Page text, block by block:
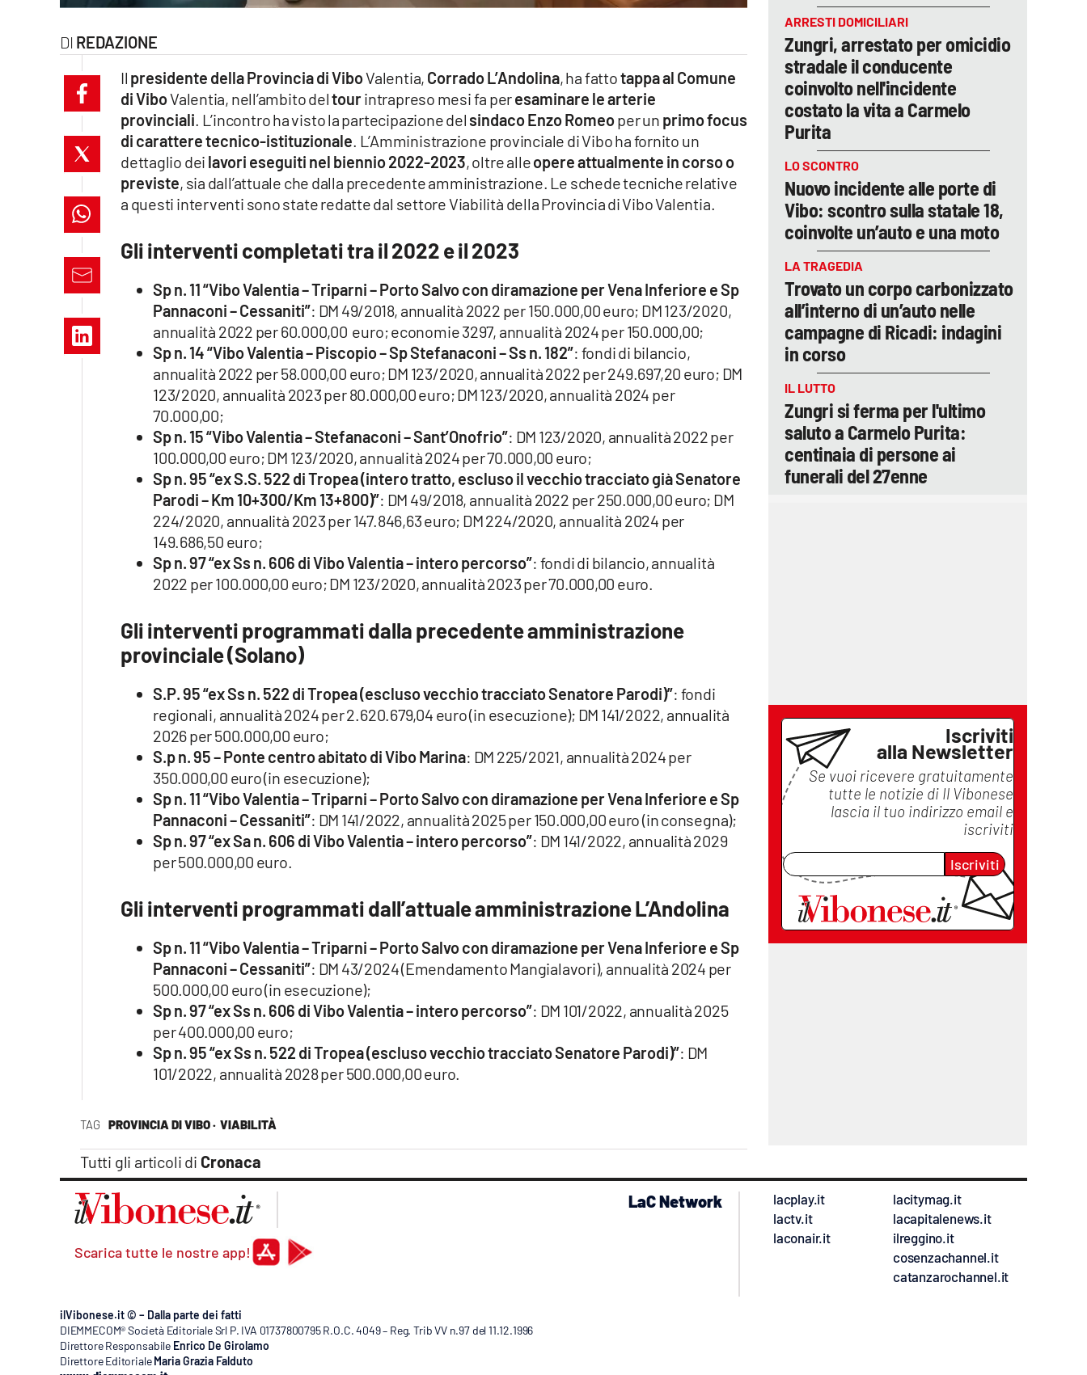
catanzarochannel.it
lacapitalenews.it
REDAZIONE
TAG PROVINCIA DI VIBO · VIABILITÀ
Tutti gli articoli di Cronaca
Il presidente della Provincia di ViboValentia, Corrado L’Andolina, ha fattotappa al Comune
di ViboValentia, nell’ambito deltourintrapreso mesi fa peresaminare le arterie
provinciali. L’incontro ha visto la partecipazione del sindaco Enzo Romeoper un primo focus
di carattere tecnico-istituzionale. L’Amministrazione provinciale di Vibo ha fornito un
dettaglio dei lavori eseguiti nel biennio 2022-2023, oltre alleopere attualmente in corso o
previste, sia dall’attuale che dalla precedente amministrazione. Le schede tecniche relative
a questi interventi sono state redatte dal settore Viabilità della Provincia di Vibo Valentia.
Gli interventi completati tra il 2022 e il 2023
Sp n. 11 “Vibo Valentia – Triparni – Porto Salvo con diramazione per Vena Inferiore e Sp
Pannaconi – Cessaniti”: DM 49/2018, annualità 2022 per 150.000,00 euro; DM 123/2020,
annualità 2022 per 60.000,00 euro; economie 3297, annualità 2024 per 150.000,00;
Sp n. 14 “Vibo Valentia – Piscopio – Sp Stefanaconi – Ss n. 182”: fondi di bilancio,
annualità 2022 per 58.000,00 euro; DM 123/2020, annualità 2022 per 249.697,20 euro; DM
123/2020, annualità 2023 per 80.000,00 euro; DM 123/2020, annualità 2024 per
70.000,00;
Sp n. 15 “Vibo Valentia – Stefanaconi – Sant’Onofrio”: DM 123/2020, annualità 2022 per
100.000,00 euro; DM 123/2020, annualità 2024 per 70.000,00 euro;
Sp n. 95 “ex S.S. 522 di Tropea (intero tratto, escluso il vecchio tracciato già Senatore
Parodi – Km 10+300/Km 13+800)”: DM 49/2018, annualità 2022 per 250.000,00 euro; DM
224/2020, annualità 2023 per 147.846,63 euro; DM 224/2020, annualità 2024 per
149.686,50 euro;
Sp n. 97 “ex Ss n. 606 di Vibo Valentia – intero percorso”: fondi di bilancio, annualità
2022 per 100.000,00 euro; DM 123/2020, annualità 2023 per 70.000,00 euro.
Gli interventi programmati dalla precedente amministrazione
provinciale (Solano)
S.P. 95 “ex Ss n. 522 di Tropea (escluso vecchio tracciato Senatore Parodi)”: fondi
regionali, annualità 2024 per 2.620.679,04 euro (in esecuzione); DM 141/2022, annualità
2026 per 500.000,00 euro;
S.p n. 95 – Ponte centro abitato di Vibo Marina: DM 225/2021, annualità 2024 per
350.000,00 euro (in esecuzione);
Sp n. 11 “Vibo Valentia – Triparni – Porto Salvo con diramazione per Vena Inferiore e Sp
Pannaconi – Cessaniti”: DM 141/2022, annualità 2025 per 150.000,00 euro (in consegna);
Sp n. 97 “ex Sa n. 606 di Vibo Valentia – intero percorso”: DM 141/2022, annualità 2029
per 500.000,00 euro.
Gli interventi programmati dall’attuale amministrazione L’Andolina
Sp n. 11 “Vibo Valentia – Triparni – Porto Salvo con diramazione per Vena Inferiore e Sp
Pannaconi – Cessaniti”: DM 43/2024 (Emendamento Mangialavori), annualità 2024 per
500.000,00 euro (in esecuzione);
Sp n. 97 “ex Ss n. 606 di Vibo Valentia – intero percorso”: DM 101/2022, annualità 2025
per 400.000,00 euro;
Sp n. 95 “ex Ss n. 522 di Tropea (escluso vecchio tracciato Senatore Parodi)”: DM
101/2022, annualità 2028 per 500.000,00 euro.
ARRESTI DOMICILIARI
Zungri, arrestato per omicidio
stradale il conducente
coinvolto nell'incidente
costato la vita a Carmelo
Purita
LO SCONTRO
Nuovo incidente alle porte di
Vibo: scontro sulla statale 18,
coinvolte un’auto e una moto
LA TRAGEDIA
Trovato un corpo carbonizzato
all’interno di un’auto nelle
campagne di Ricadi: indagini
in corso
IL LUTTO
Zungri si ferma per l'ultimo
saluto a Carmelo Purita:
centinaia di persone ai
funerali del 27enne
Iscriviti
alla Newsletter
Se vuoi ricevere gratuitamente
tutte le notizie di Il Vibonese
lascia il tuo indirizzo email e
iscriviti
Iscriviti
Scarica tutte le nostre app!
LaC Network
lacplay.it
lactv.it
laconair.it
lacitymag.it
lacapitalenews.it
ilreggino.it
cosenzachannel.it
catanzarochannel.it
ilVibonese.it © – Dalla parte dei fatti
DIEMMECOM® Società Editoriale Srl P. IVA 01737800795 R.O.C. 4049 – Reg. Trib VV n.97 del 11.12.1996
Direttore Responsabile Enrico De Girolamo
Direttore Editoriale Maria Grazia Falduto